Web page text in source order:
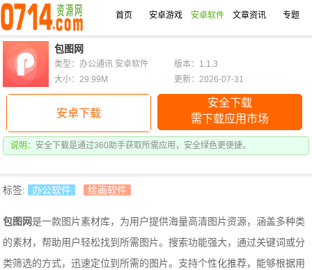
首页 安卓游戏 安卓软件 文章资讯 专题
包图网
安卓下载
安全下载
需下载应用市场
说明： 安全下载是通过360助手获取所需应用，安全绿色更便捷。
类型：办公通讯 安卓软件
版本：1.1.3
大小：29.99M
更新：2026-07-31
标签: 办公软件 绘画软件
包图网是一款图片素材库，为用户提供海量高清图片资源，涵盖多种类
的素材，帮助用户轻松找到所需图片。搜索功能强大，通过关键词或分
类筛选的方式，迅速定位到所需的图片。支持个性化推荐，能够根据用